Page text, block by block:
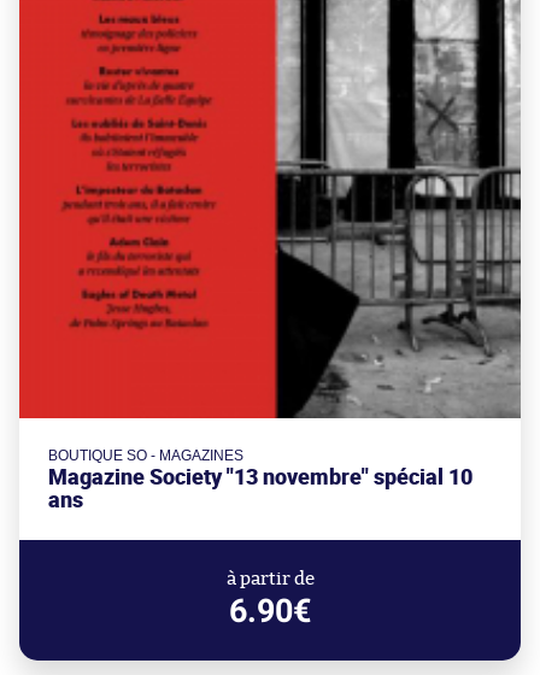
BOUTIQUE SO - MAGAZINES
Magazine Society "13 novembre" spécial 10
ans
à partir de
6.90€